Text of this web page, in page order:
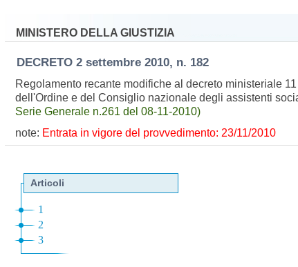
MINISTERO DELLA GIUSTIZIA
DECRETO 2 settembre 2010, n. 182
Regolamento recante modifiche al decreto ministeriale
dell'Ordine e del Consiglio nazionale degli assistenti
Serie Generale n.261 del 08-11-2010)
note: Entrata in vigore del provvedimento: 23/11/2010